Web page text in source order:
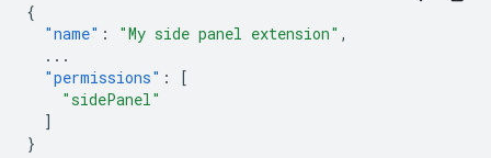
{
"name" : "My side panel extension" ,
...
"permissions" :
[
"sidePanel"
]
}